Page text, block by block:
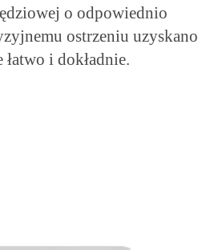
o odpowiednio
ostrzeniu uzyskano
i dokładnie.